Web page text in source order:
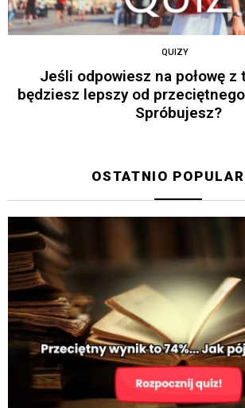
QUIZY
Jeśli odpowiesz na połowę z
będziesz lepszy od
Spróbujesz?
OSTATNIO